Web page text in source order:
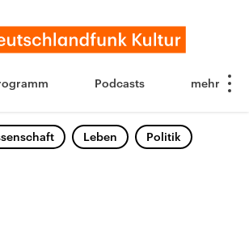
Podcasts
Leben Politik